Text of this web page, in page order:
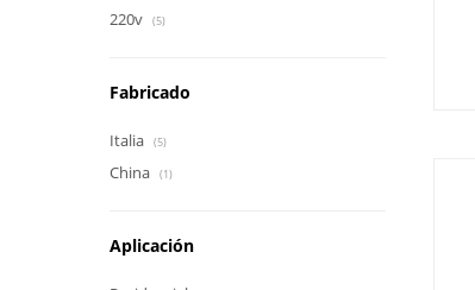
220v (5)
Fabricado
Italia (5)
China (1)
Aplicación